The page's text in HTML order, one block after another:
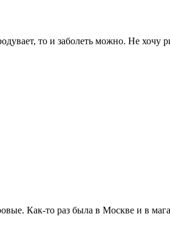
то и заболеть можно. Не хочу
Как-то раз была в Москве и в